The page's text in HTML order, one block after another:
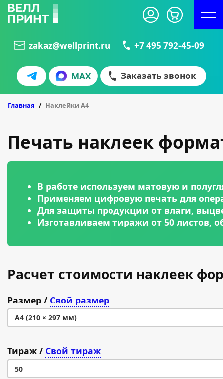
zakaz@wellprint.ru +7 495 792-45-09
MAX Заказать звонок
Главная Наклейки А4
Печать наклеек
В работе используем матовую и
Применяем цифровую печать для
Для защиты продукции от влаги,
Изготавливаем тиражи от 50 листов,
Расчет стоимости наклеек
Размер / Свой размер
A4 (210 × 297 мм)
Тираж / Свой тираж
50